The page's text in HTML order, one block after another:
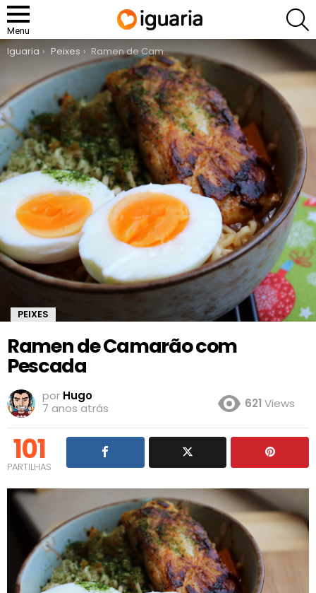
Menu
You are here:
Iguaria Peixes Ramen de Camarão com Pescada
PEIXES
Ramen de Camarão com
Pescada
por Hugo
7 anos atrás
621 Views
101
PARTILHAS